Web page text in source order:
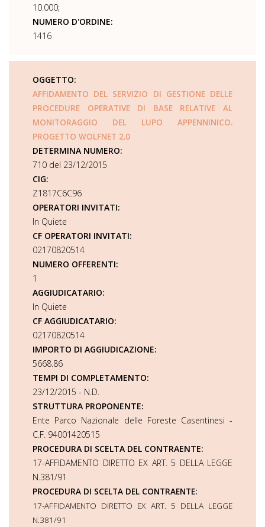
10.000;
NUMERO D'ORDINE:
1416
OGGETTO:
AFFIDAMENTO DEL SERVIZIO DI GESTIONE DELLE
PROCEDURE OPERATIVE DI BASE RELATIVE AL
MONITORAGGIO DEL LUPO APPENNINICO.
PROGETTO WOLFNET 2.0
DETERMINA NUMERO:
710 del 23/12/2015
CIG:
Z1817C6C96
OPERATORI INVITATI:
In Quiete
CF OPERATORI INVITATI:
02170820514
NUMERO OFFERENTI:
1
AGGIUDICATARIO:
In Quiete
CF AGGIUDICATARIO:
02170820514
IMPORTO DI AGGIUDICAZIONE:
5668.86
TEMPI DI COMPLETAMENTO:
23/12/2015 - N.D.
STRUTTURA PROPONENTE:
Ente Parco Nazionale delle Foreste Casentinesi -
C.F. 94001420515
PROCEDURA DI SCELTA DEL CONTRAENTE:
17-AFFIDAMENTO DIRETTO EX ART. 5 DELLA LEGGE
N.381/91
PROCEDURA DI SCELTA DEL CONTRAENTE:
17-AFFIDAMENTO DIRETTO EX ART. 5 DELLA LEGGE
N.381/91